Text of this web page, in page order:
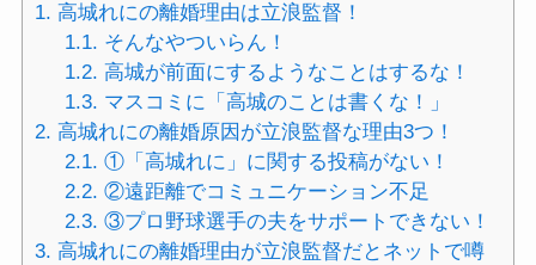
1. 高城れにの離婚理由は立浪監督！
1.1. そんなやついらん！
1.2. 高城が前面にするようなことはするな！
1.3. マスコミに「高城のことは書くな！」
2. 高城れにの離婚原因が立浪監督な理由3つ！
2.1. ①「高城れに」に関する投稿がない！
2.2. ②遠距離でコミュニケーション不足
2.3. ③プロ野球選手の夫をサポートできない！
3. 高城れにの離婚理由が立浪監督だとネットで噂